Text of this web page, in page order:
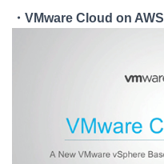
・VMware Cloud on AWS